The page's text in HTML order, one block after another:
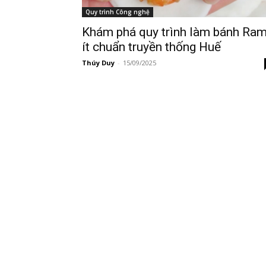
Quy trình Công nghệ
Khám phá quy trình làm bánh
ít chuẩn truyền thống Huế
Thúy Duy - 15/09/2025